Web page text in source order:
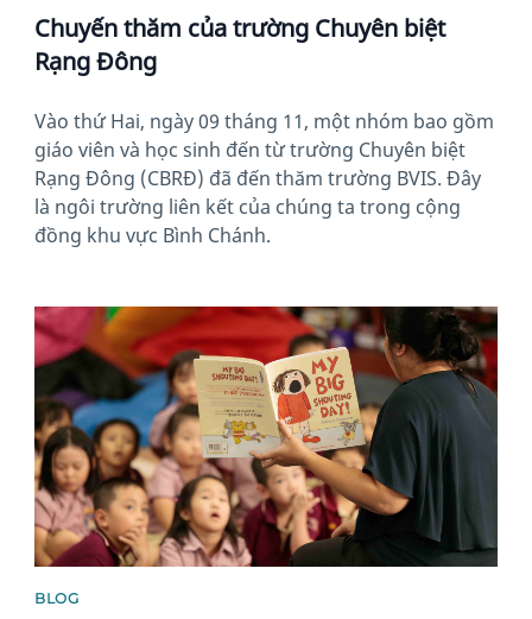
Chuyến thăm của trường Chuyên biệt
Rạng Đông
Vào thứ Hai, ngày 09 tháng 11, một nhóm bao gồm
giáo viên và học sinh đến từ trường Chuyên biệt
Rạng Đông (CBRĐ) đã đến thăm trường BVIS. Đây
là ngôi trường liên kết của chúng ta trong cộng
đồng khu vực Bình Chánh.
News image
BLOG